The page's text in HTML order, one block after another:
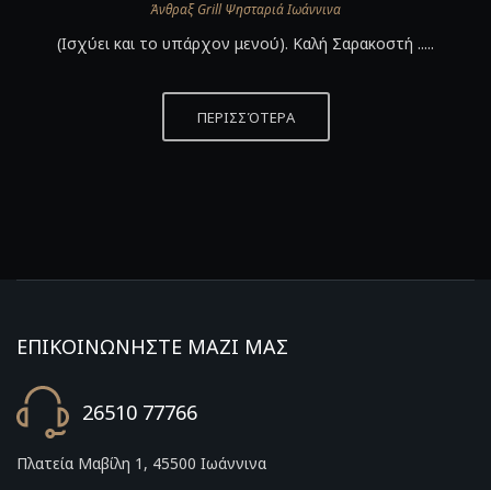
Άνθραξ Grill Ψησταριά Ιωάννινα
(Ισχύει και το υπάρχον μενού). Καλή Σαρακοστή .....
ΠΕΡΙΣΣΌΤΕΡΑ
ΕΠΙΚΟΙΝΩΝΗΣΤΕ ΜΑΖΙ ΜΑΣ
26510 77766
Πλατεία Μαβίλη 1, 45500 Ιωάννινα